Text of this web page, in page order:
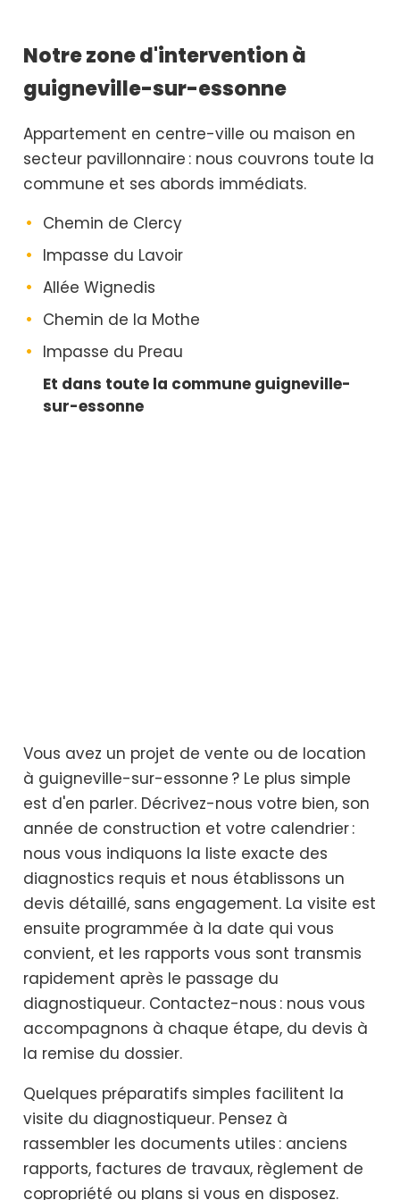
Notre zone d'intervention à
guigneville-sur-essonne
Appartement en centre-ville ou maison en
secteur pavillonnaire : nous couvrons toute la
commune et ses abords immédiats.
Chemin de Clercy
Impasse du Lavoir
Allée Wignedis
Chemin de la Mothe
Impasse du Preau
Et dans toute la commune guigneville-
sur-essonne
Vous avez un projet de vente ou de location
à guigneville-sur-essonne ? Le plus simple
est d'en parler. Décrivez-nous votre bien, son
année de construction et votre calendrier :
nous vous indiquons la liste exacte des
diagnostics requis et nous établissons un
devis détaillé, sans engagement. La visite est
ensuite programmée à la date qui vous
convient, et les rapports vous sont transmis
rapidement après le passage du
diagnostiqueur. Contactez-nous : nous vous
accompagnons à chaque étape, du devis à
la remise du dossier.
Quelques préparatifs simples facilitent la
visite du diagnostiqueur. Pensez à
rassembler les documents utiles : anciens
rapports, factures de travaux, règlement de
copropriété ou plans si vous en disposez.